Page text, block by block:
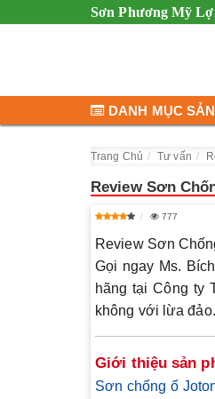
Sơn Phương Mỹ
DANH MỤC
Trang Chủ Tư vấn
Review Sơn
777
Review Sơn
Gọi ngay Ms.
hãng tại Công ty
không với lừa đảo.
Giới thiệu sản
Sơn chống ố